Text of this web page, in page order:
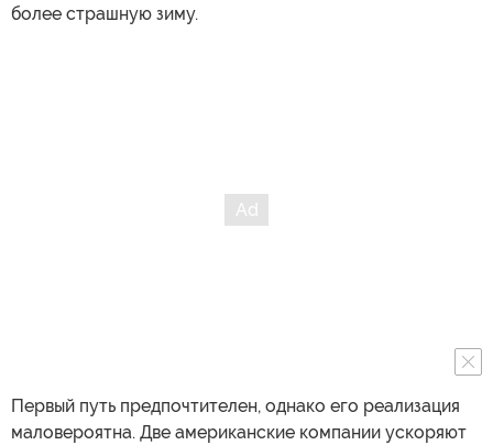
более страшную зиму.
Первый путь предпочтителен, однако его реализация
маловероятна. Две американские компании ускоряют